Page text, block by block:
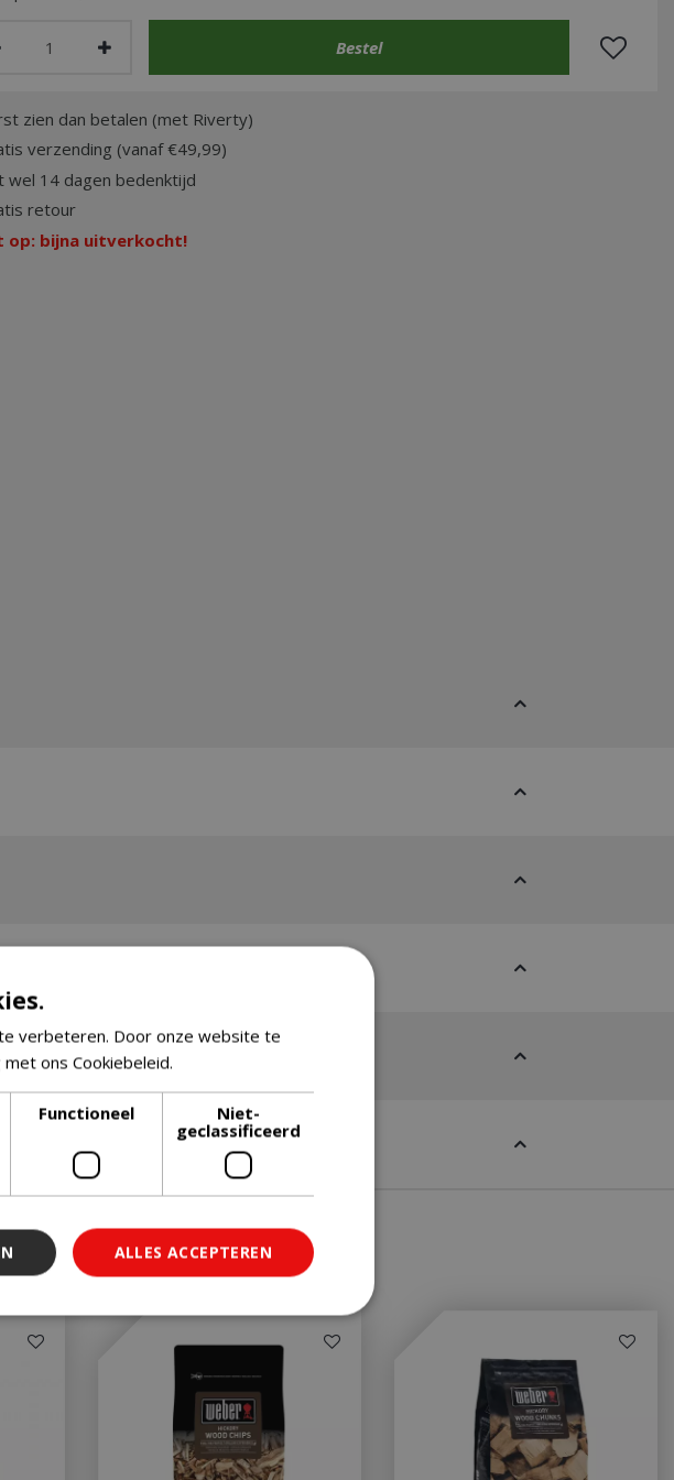
zien dan betalen (met Riverty)
verzending (vanaf €49,99)
wel 14 dagen bedenktijd
retour
op: bijna uitverkocht!
verbeteren. Door onze website te
ons Cookiebeleid.
Functioneel
Niet-
geclassificeerd
ALLES ACCEPTEREN
Niet-geclassificeerd
mogelijk, zoals gebruikersaanmelding en
noodzakelijke cookies.